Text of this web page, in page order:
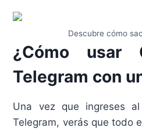
Descubre cómo
¿Cómo usar
Telegram con
Una vez que ingreses
Telegram, verás que todo